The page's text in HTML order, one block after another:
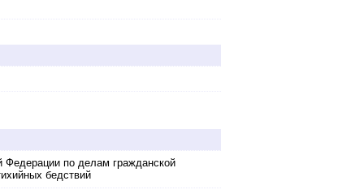
Федерации по делам гражданской
бедствий